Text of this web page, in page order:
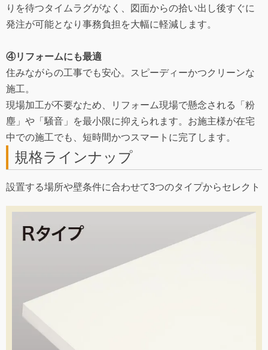
りを待つタイムラグがなく、図面からの拾い出し後すぐに
発注が可能となり事務負担を大幅に軽減します。
④リフォームにも最適
住みながらの工事でも安心。スピーディーかつクリーンな
施工。
現場加工が不要なため、リフォーム現場で懸念される「粉
塵」や「騒音」を最小限に抑えられます。お施主様が在宅
中での施工でも、短時間かつスマートに完了します。
規格ラインナップ
設置する場所や壁条件に合わせて3つのタイプからセレクト